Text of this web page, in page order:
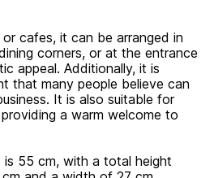
cafes, it can be arranged in
corners, or at the entrance
appeal. Additionally, it is
that many people believe can
It is also suitable for
a warm welcome to
55 cm, with a total height